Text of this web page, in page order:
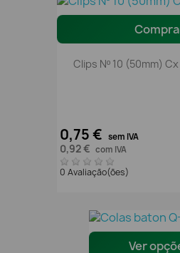
Clips Nº 10 (50mm)
0,75 € sem IVA
0,92 € com IVA
0 Avaliação(ões)
Ver